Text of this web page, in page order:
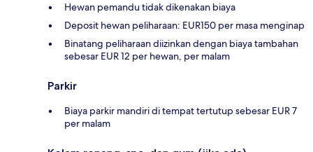
Hewan pemandu tidak dikenakan biaya
Deposit hewan peliharaan: EUR150 per masa menginap
Binatang peliharaan diizinkan dengan biaya tambahan
sebesar EUR 12 per hewan, per malam
Parkir
Biaya parkir mandiri di tempat tertutup sebesar EUR 7
per malam